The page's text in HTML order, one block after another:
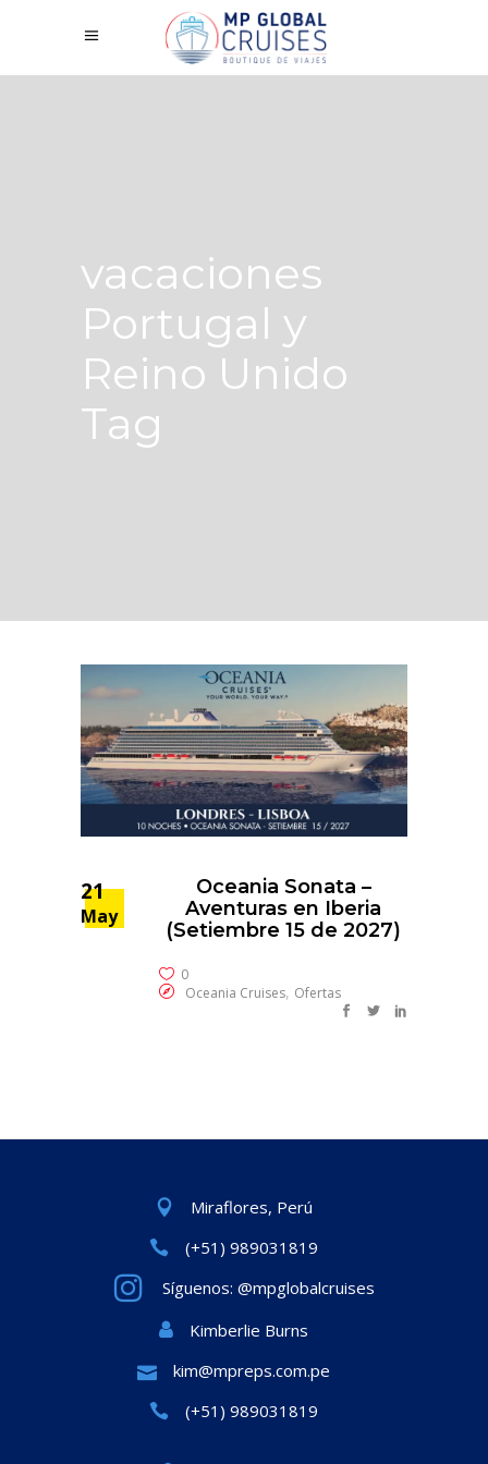
vacaciones
Portugal y
Reino Unido
Tag
21
May
Oceania Sonata –
Aventuras en Iberia
(Setiembre 15 de 2027)
0
Oceania Cruises, Ofertas
Miraflores, Perú
(+51) 989031819
Síguenos: @mpglobalcruises
Kimberlie Burns
kim@mpreps.com.pe
(+51) 989031819